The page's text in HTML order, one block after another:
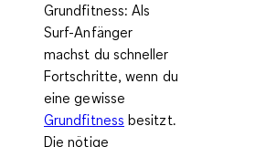
Grundfitness: Als
Surf-Anfänger
machst du schneller
Fortschritte, wenn du
eine gewisse
Grundfitness besitzt.
Die nötige